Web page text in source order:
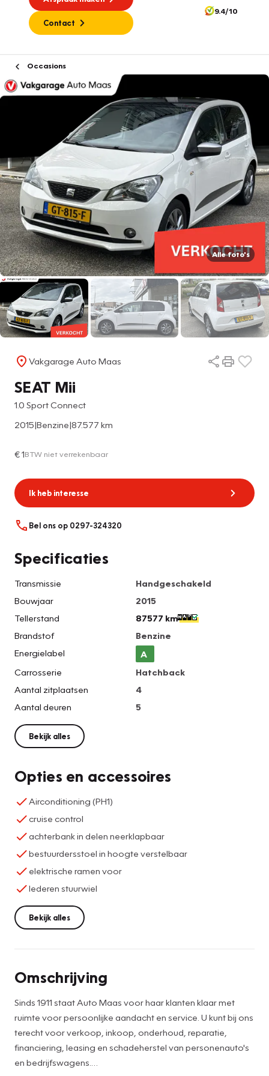
Contact
9.4/10
Occasions
Alle foto's
Vakgarage Auto Maas
SEAT Mii
1.0 Sport Connect
2015|Benzine|87.577 km
€ 1BTW niet verrekenbaar
Ik heb interesse
Bel ons op 0297-324320
Specificaties
Transmissie
Handgeschakeld
Bouwjaar
2015
Tellerstand
87577 km
Brandstof
Benzine
Energielabel
A
Carrosserie
Hatchback
Aantal zitplaatsen
4
Aantal deuren
5
Bekijk alles
Opties en accessoires
Airconditioning (PH1)
cruise control
achterbank in delen neerklapbaar
bestuurdersstoel in hoogte verstelbaar
elektrische ramen voor
lederen stuurwiel
Bekijk alles
Omschrijving
Sinds 1911 staat Auto Maas voor haar klanten klaar met
ruimte voor persoonlijke aandacht en service. U kunt bij ons
terecht voor verkoop, inkoop, onderhoud, reparatie,
financiering, leasing en schadeherstel van personenauto's
en bedrijfswagens.